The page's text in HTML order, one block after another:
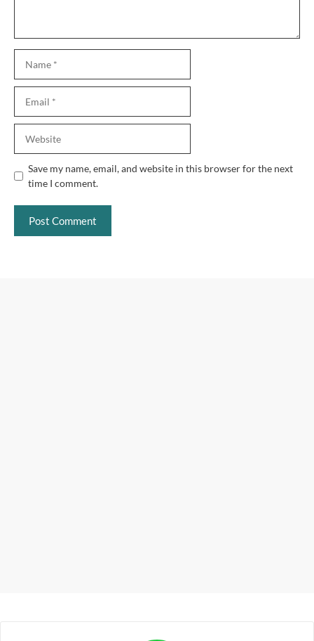
Save my name, email, and website in this browser for the next
time I comment.